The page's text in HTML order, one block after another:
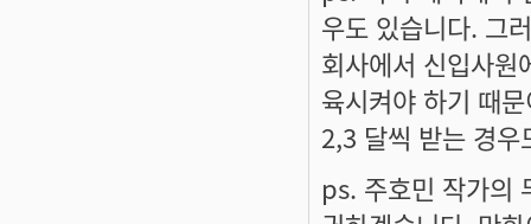
우도 있습니다. 그
회사에서 신입사원
육시켜야 하기 때
2,3 달씩 받는 경우
ps. 주호민 작가의